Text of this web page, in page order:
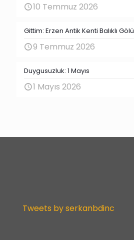
10 Temmuz 2026
Gittim: Erzen Antik Kenti Balıklı Gölü
9 Temmuz 2026
Duygusuzluk: 1 Mayıs
1 Mayıs 2026
Tweets by serkanbdinc